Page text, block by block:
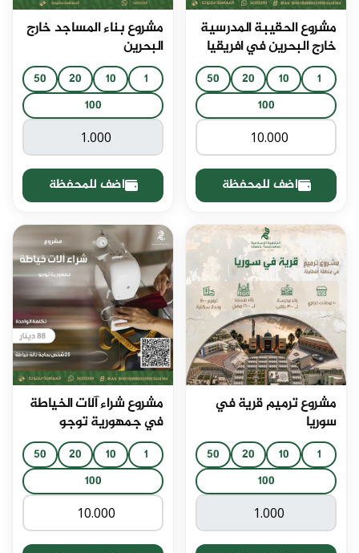
مشروع الحقيبة المدرسية
خارج البحرين في افريقيا
1
10
20
50
100
اضف للمحفظة
مشروع بناء المساجد خارج
البحرين
1
10
20
50
100
اضف للمحفظة
مشروع ترميم قرية في
سوريا
1
10
20
50
100
مشروع شراء آلات الخياطة
في جمهورية توجو
1
10
20
50
100